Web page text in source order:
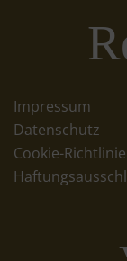
Impressum
Datenschutz
Cookie-Richtlinie